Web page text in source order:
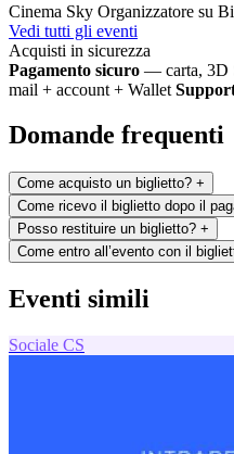
Cinema Sky Organizzatore su
Vedi tutti gli eventi
Acquisti in sicurezza
Pagamento sicuro — carta, 3D
mail + account + Wallet
Domande frequenti
Come acquisto un biglietto? +
Come ricevo il biglietto dopo il
Posso restituire un biglietto? +
Come entro all’evento con il
Eventi simili
Sociale CS